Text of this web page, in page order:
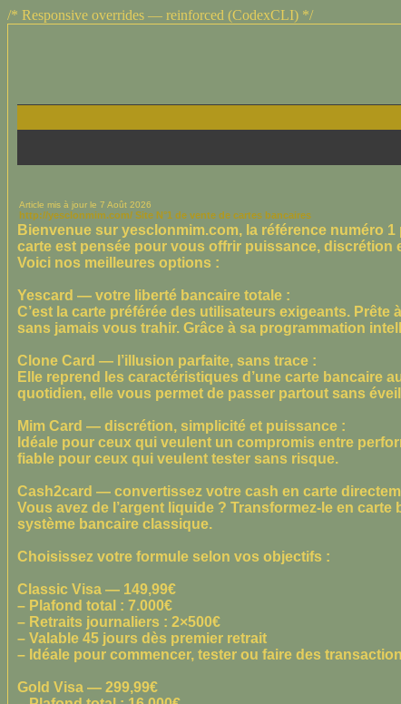
/* Responsive overrides — reinforced (CodexCLI) */
Article mis à jour le 7 Août 2026
http://yesclonmim.com/ Site N°1 de vente de cartes bancaires
Bienvenue sur yesclonmim.com, la référence numéro
carte est pensée pour vous offrir puissance, discrétion
Voici nos meilleures options :
Yescard — votre liberté bancaire totale :
C’est la carte préférée des utilisateurs exigeants.
sans jamais vous trahir. Grâce à sa programmation
Clone Card — l’illusion parfaite, sans trace :
Elle reprend les caractéristiques d’une carte bancaire
quotidien, elle vous permet de passer partout sans
Mim Card — discrétion, simplicité et puissance :
Idéale pour ceux qui veulent un compromis entre
fiable pour ceux qui veulent tester sans risque.
Cash2card — convertissez votre cash en carte
Vous avez de l’argent liquide ? Transformez-le en
système bancaire classique.
Choisissez votre formule selon vos objectifs :
Classic Visa — 149,99€
– Plafond total : 7.000€
– Retraits journaliers : 2×500€
– Valable 45 jours dès premier retrait
– Idéale pour commencer, tester ou faire des
Gold Visa — 299,99€